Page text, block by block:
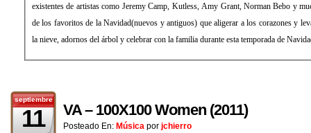
existentes de artistas como Jeremy Camp, Kutless, Amy Grant, Norman Bebo y
de los favoritos de la Navidad(nuevos y antiguos) que aligerar a los corazones y
la nieve, adornos del árbol y celebrar con la familia durante esta temporada de
septiembre
11 VA – 100X100 Women (2011)
Posteado En: Música por jchierro